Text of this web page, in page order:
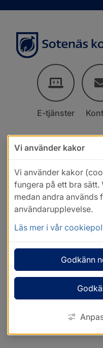
E-tjänster
Vi använder kakor
Vi använder kakor
fungera på ett bra
medan andra
användarupplevelse.
Läs mer i vår
Godkänn